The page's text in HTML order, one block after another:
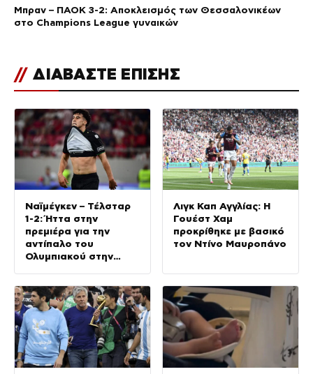
Μπραν – ΠΑΟΚ 3-2: Αποκλεισμός των Θεσσαλονικέων
στο Champions League γυναικών
// ΔΙΑΒΑΣΤΕ ΕΠΙΣΗΣ
Ναϊμέγκεν – Τέλσταρ
1-2: Ήττα στην
πρεμιέρα για την
αντίπαλο του
Ολυμπιακού στην
Λιγκ Καπ Αγγλίας: Η
Γουέστ Χαμ
προκρίθηκε με βασικό
τον Ντίνο Μαυροπάνο